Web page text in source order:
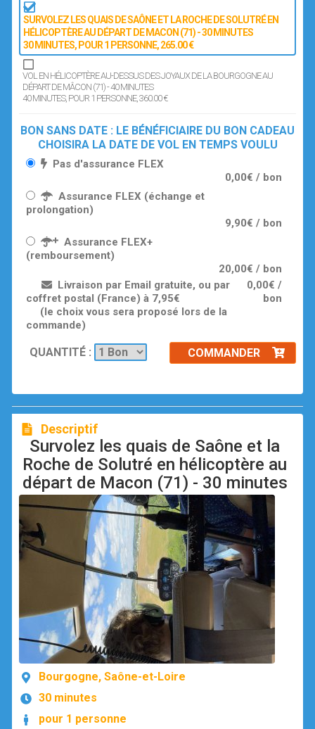
SURVOLEZ LES QUAIS DE SAÔNE ET LA ROCHE DE SOLUTRÉ EN
HÉLICOPTÈRE AU DÉPART DE MACON (71) - 30 MINUTES
30 MINUTES, POUR 1 PERSONNE, 265.00 €
VOL EN HÉLICOPTÈRE AU-DESSUS DES JOYAUX DE LA BOURGOGNE AU
DÉPART DE MÂCON (71) - 40 MINUTES
40 MINUTES, POUR 1 PERSONNE, 360.00 €
BON SANS DATE : LE BÉNÉFICIAIRE DU BON CADEAU
CHOISIRA LA DATE DE VOL EN TEMPS VOULU
Pas d'assurance FLEX
0,00€ / bon
Assurance FLEX (échange et
prolongation)
9,90€ / bon
Assurance FLEX+
(remboursement)
20,00€ / bon
Livraison par Email gratuite, ou par
coffret postal (France) à 7,95€
(le choix vous sera proposé lors de la
commande)
0,00€ /
bon
QUANTITÉ : COMMANDER
Descriptif
Survolez les quais de Saône et la
Roche de Solutré en hélicoptère au
départ de Macon (71) - 30 minutes
Bourgogne, Saône-et-Loire
30 minutes
pour 1 personne